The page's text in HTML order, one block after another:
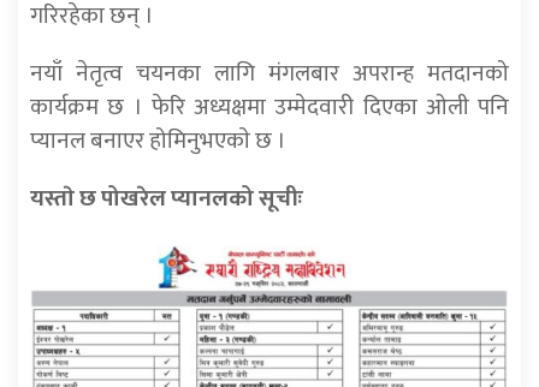
गरिरहेका छन् ।
नयाँ नेतृत्व चयनका लागि मंगलबार अपरान्ह मतदानको
कार्यक्रम छ । फेरि अध्यक्षमा उम्मेदवारी दिएका ओली पनि
प्यानल बनाएर होमिनुभएकाे छ ।
यस्ताे छ पोखरेल प्यानलको सूचीः